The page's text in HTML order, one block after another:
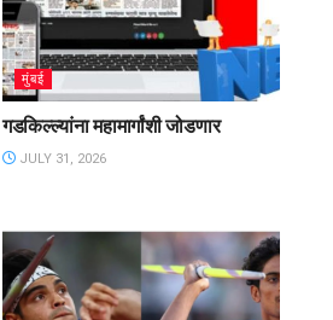
मुंबई
गडकिल्ल्यांना महामार्गांशी जोडणार
JULY 31, 2026